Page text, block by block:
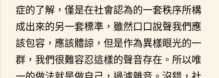
症的了解，僅是在社會認為的一套秩序所構
成出來的另一套標準，雖然口口說聲我們應
該包容，應該體諒，但是作為異樣眼光的一
群，我們很難容忍這樣的聲音存在。所以唯